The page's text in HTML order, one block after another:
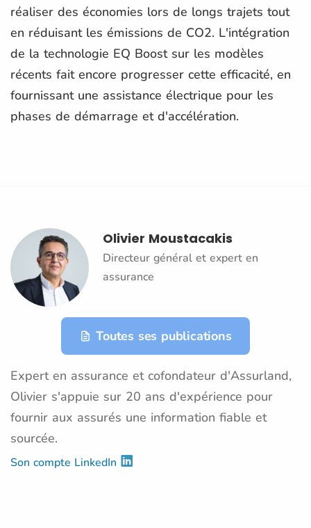
réaliser des économies lors de longs trajets tout
en réduisant les émissions de CO2. L'intégration
de la technologie EQ Boost sur les modèles
récents fait encore progresser cette efficacité, en
fournissant une assistance électrique pour les
phases de démarrage et d'accélération.
Olivier Moustacakis
Directeur général et expert en
assurance
Toutes ses publications
Expert en assurance et cofondateur d'Assurland,
Olivier s'appuie sur 20 ans d'expérience pour
fournir aux assurés une information fiable et
sourcée.
Son compte LinkedIn